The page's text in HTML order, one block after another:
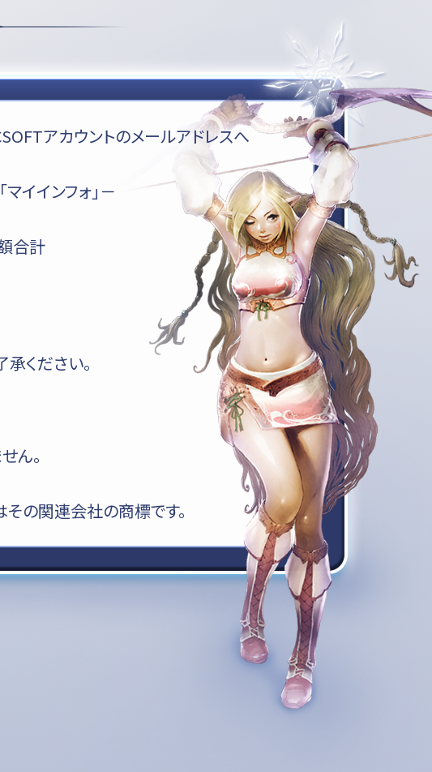
アカウントのメールアドレスへ
イインフォ」－
合計
ください。
ん。
の関連会社の商標です。